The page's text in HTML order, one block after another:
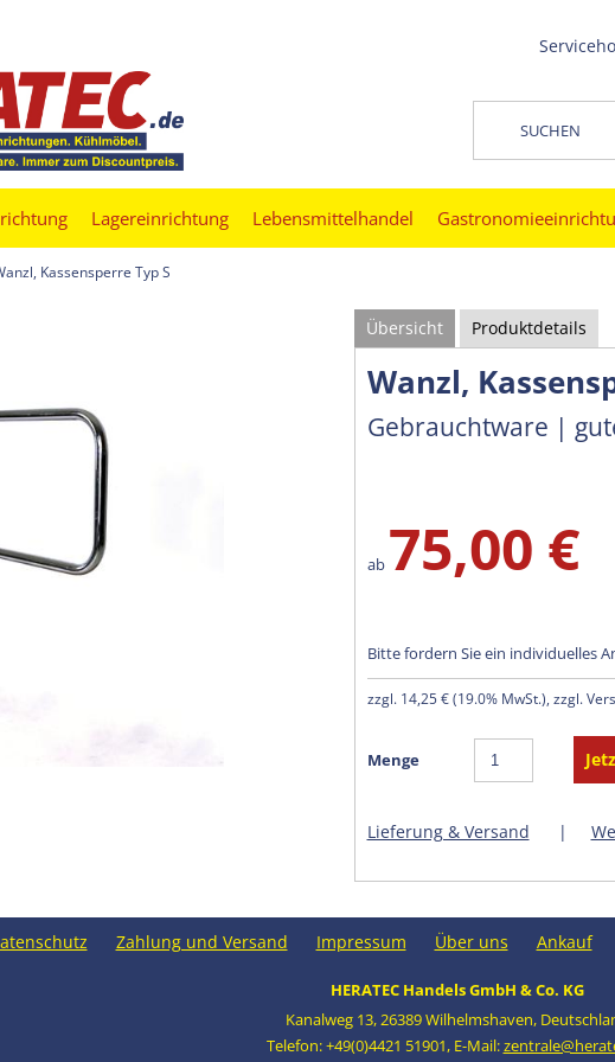
Lagereinrichtung Lebensmittelhandel
Kassensperre Typ S
Übersicht Produktdetails
Wanzl,
Gebrauchtware |
ab 75,00 €
Bitte fordern Sie ein individuelles
zzgl. 14,25 €(19.0% MwSt.), zzgl.
Menge
Lieferung & Versand |
Zahlung und Versand Impressum Über uns Ankauf
HERATEC Handels GmbH & Co. KG
Kanalweg 13,26389 Wilhelmshaven,
Telefon: +49(0)4421 51901, E-Mail: